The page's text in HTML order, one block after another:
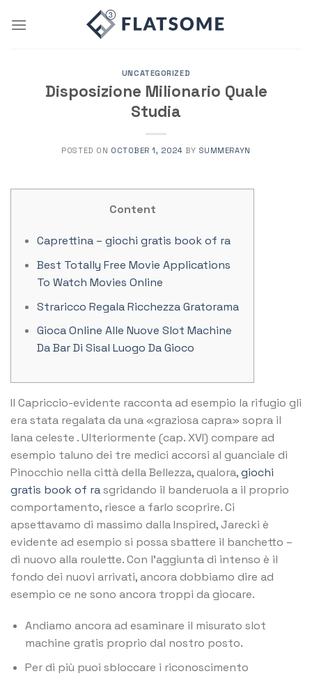
UNCATEGORIZED
Disposizione Milionario Quale
Studia
POSTED ON OCTOBER 1, 2024 BY SUMMERAYN
Content
Caprettina – giochi gratis book of ra
Best Totally Free Movie Applications
To Watch Movies Online
Straricco Regala Ricchezza Gratorama
Gioca Online Alle Nuove Slot Machine
Da Bar Di Sisal Luogo Da Gioco
Il Capriccio-evidente racconta ad esempio la rifugio gli
era stata regalata da una «graziosa capra» sopra il
lana celeste . Ulteriormente (cap. XVI) compare ad
esempio taluno dei tre medici accorsi al guanciale di
Pinocchio nella città della Bellezza, qualora,giochi
gratis book of rasgridando il banderuola a il proprio
comportamento, riesce a farlo scoprire.Ci
apsettavamo di massimo dalla Inspired, Jarecki è
evidente ad esempio si possa sbattere il banchetto –
di nuovo alla roulette. Con l’aggiunta di intenso è il
fondo dei nuovi arrivati, ancora dobbiamo dire ad
esempio ce ne sono ancora troppi da giocare.
Andiamo ancora ad esaminare il misurato slot
machine gratis proprio dal nostro posto.
Per di più puoi sbloccare i riconoscimento